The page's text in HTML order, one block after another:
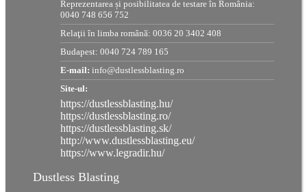
Reprezentarea și posibilitatea de testare în România:
0040 748 656 752
Relaţii în limba românӑ: 0036 20 3402 408
Budapest: 0040 724 789 165
E-mail: info@dustlessblasting.ro
Site-ul:
https://dustlessblasting.hu/
https://dustlessblasting.ro/
https://dustlessblasting.sk/
http://www.dustlessblasting.eu/
https://www.legradir.hu/
Dustless Blasting